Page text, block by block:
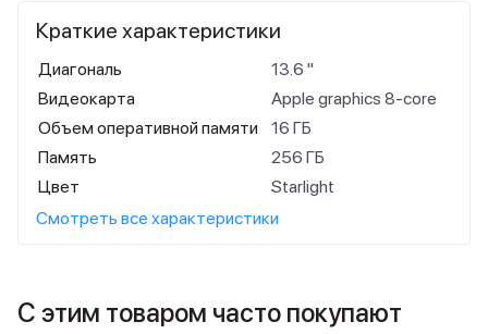
Краткие характеристики
Диагональ
13.6 "
Видеокарта
Apple graphics 8-core
Объем оперативной памяти
16 ГБ
Память
256 ГБ
Цвет
Starlight
Смотреть все характеристики
С этим товаром часто покупают